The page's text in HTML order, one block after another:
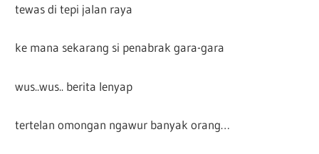
tewas di tepi jalan raya
ke mana sekarang si penabrak gara-gara
wus..wus.. berita lenyap
tertelan omongan ngawur banyak orang…